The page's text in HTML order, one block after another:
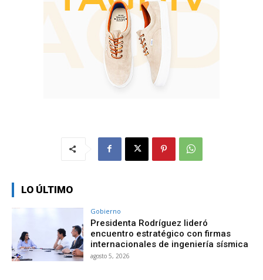
LO ÚLTIMO
Gobierno
Presidenta Rodríguez lideró
encuentro estratégico con firmas
internacionales de ingeniería sísmica
agosto 5, 2026